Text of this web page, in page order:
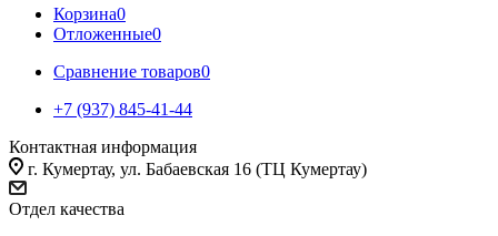
Корзина0
Отложенные0
Сравнение товаров0
+7 (937) 845-41-44
Контактная информация
г. Кумертау, ул. Бабаевская 16 (ТЦ Кумертау)
Отдел качества